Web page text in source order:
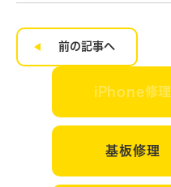
前の記事へ
iPhone修理
基板修理